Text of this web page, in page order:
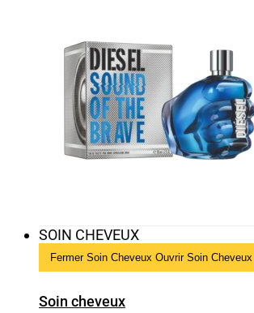
SOIN CHEVEUX
Fermer Soin Cheveux Ouvrir Soin Cheveux
Soin cheveux